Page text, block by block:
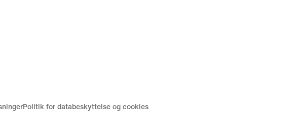
Politik for databeskyttelse og cookies